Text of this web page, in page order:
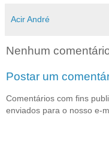
Acir André
Nenhum
Postar um
Comentários com fins
enviados para o nosso e-